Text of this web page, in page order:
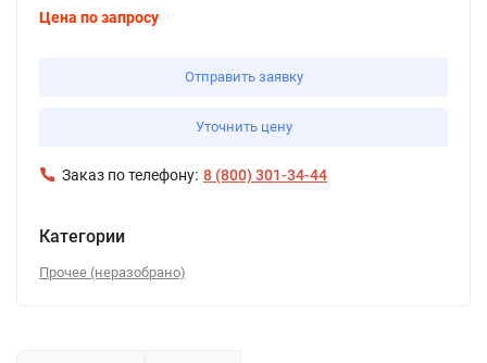
Цена по запросу
Отправить заявку
Уточнить цену
Заказ по телефону: 8 (800) 301-34-44
Категории
Прочее (неразобрано)